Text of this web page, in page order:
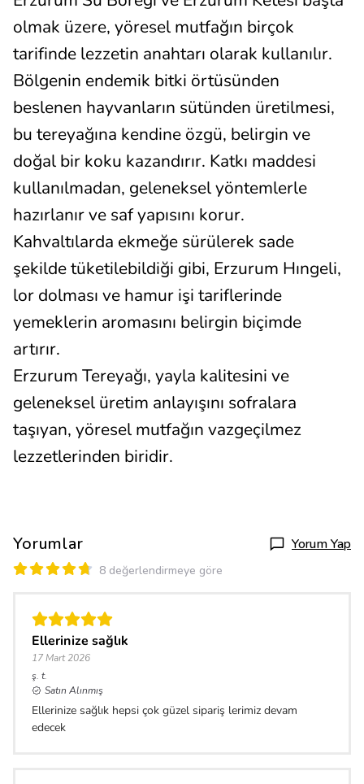
olmak üzere, yöresel mutfağın birçok
tarifinde lezzetin anahtarı olarak kullanılır.
Bölgenin endemik bitki örtüsünden
beslenen hayvanların sütünden üretilmesi,
bu tereyağına kendine özgü, belirgin ve
doğal bir koku kazandırır. Katkı maddesi
kullanılmadan, geleneksel yöntemlerle
hazırlanır ve saf yapısını korur.
Kahvaltılarda ekmeğe sürülerek sade
şekilde tüketilebildiği gibi, Erzurum Hıngeli,
lor dolması ve hamur işi tariflerinde
yemeklerin aromasını belirgin biçimde
artırır.
Erzurum Tereyağı, yayla kalitesini ve
geleneksel üretim anlayışını sofralara
taşıyan, yöresel mutfağın vazgeçilmez
lezzetlerinden biridir.
Yorumlar Yorum Yap
8 değerlendirmeye göre
Ellerinize sağlık
17 Mart 2026
ş. t.
Satın Alınmış
Ellerinize sağlık hepsi çok güzel sipariş lerimiz devam
edecek